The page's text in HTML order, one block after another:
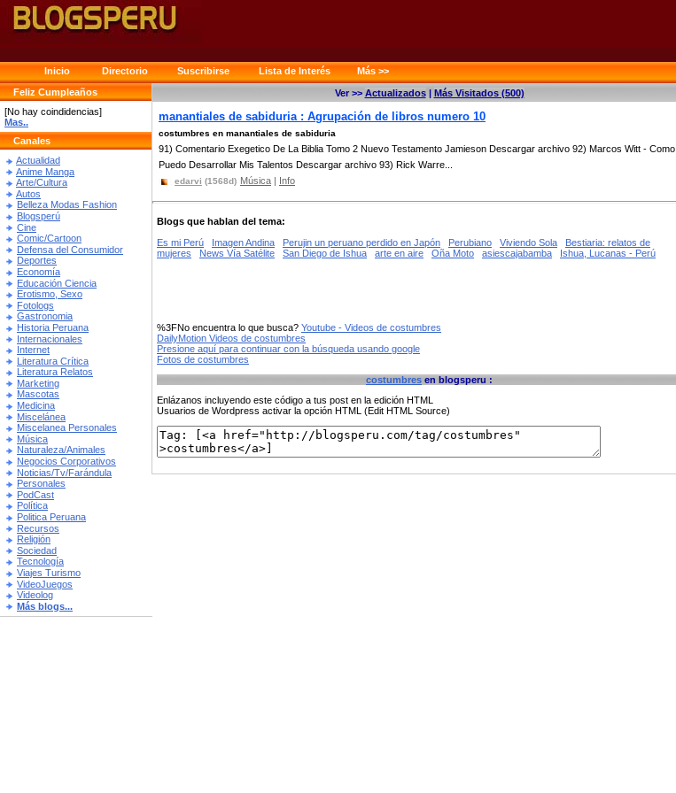
Inicio Directorio Suscribirse Lista de Interés
Más >>
Feliz Cumpleaños
[No hay coindidencias]
Mas..
Canales
Actualidad
Anime Manga
Arte/Cultura
Autos
Belleza Modas Fashion
Blogsperú
Cine
Comic/Cartoon
Defensa del Consumidor
Deportes
Economía
Educación Ciencia
Erotismo, Sexo
Fotologs
Gastronomia
Historia Peruana
Internacionales
Internet
Literatura Crítica
Literatura Relatos
Marketing
Mascotas
Medicina
Miscelánea
Miscelanea Personales
Música
Naturaleza/Animales
Negocios Corporativos
Noticias/Tv/Farándula
Personales
PodCast
Política
Politica Peruana
Recursos
Religión
Sociedad
Tecnología
Viajes Turismo
VideoJuegos
Videolog
Más blogs...
Ver >> Actualizados| Más Visitados (500)
manantiales de sabiduria : Agrupación de libros numero 10
costumbres en manantiales de sabiduria
91) Comentario Exegetico De La Biblia Tomo 2 Nuevo Testamento Jamieson Descargar archivo 92) Marcos Witt - Como
Puedo Desarrollar Mis Talentos Descargar archivo 93) Rick Warre...
edarvi (1568d) Música | Info
Blogs que hablan del tema:
Es mi Perú
Imagen Andina Perujin un peruano perdido en Japón Perubiano Viviendo Sola
Bestiaria: relatos de
mujeres
News Vía Satélite San Diego de Ishua arte en aire Oña Moto asiescajabamba Ishua, Lucanas - Perú
%3FNo encuentra lo que busca? Youtube - Videos de costumbres
DailyMotion Videos de costumbres
Presione aquí para continuar con la búsqueda usando google
Fotos de costumbres
costumbres en blogsperu :
Enlázanos incluyendo este código a tus post en la edición HTML
Usuarios de Wordpress activar la opción HTML (Edit HTML Source)